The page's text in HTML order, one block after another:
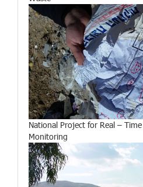
National Project for Real –
Monitoring